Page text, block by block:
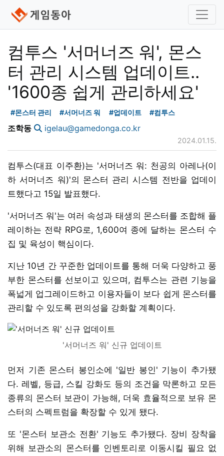
컴투스 '서머너즈 워', 몬스
터 관리 시스템 업데이트..
'1600종 쉽게 관리하세요'
#몬스터 관리 #서머너즈 워 #업데이트 #컴투스
조학동 igelau@gamedonga.co.kr
2024.01.15.
컴투스(대표 이주환)는 '서머너즈 워: 천공의 아레나(이
하 서머너즈 워)'의 몬스터 관리 시스템 전반을 업데이
트했다고 15일 발표했다.
'서머너즈 워'는 여러 속성과 태생의 몬스터를 조합해 플
레이하는 전략 RPG로, 1,600여 종에 달하는 몬스터 수
집 및 육성이 핵심이다.
지난 10년 간 꾸준한 업데이트를 통해 더욱 다양하고 풍
부한 몬스터를 선보이고 있으며, 컴투스는 관련 기능을
폭넓게 업그레이드하고 이용자들이 보다 쉽게 몬스터를
관리할 수 있도록 편의성을 강화할 계획이다.
'서머너즈 워' 신규 업데이트
먼저 기존 몬스터 봉인소에 '일반 봉인' 기능이 추가됐
다. 레벨, 등급, 스킬 강화도 등의 조건을 막론하고 모든
종류의 몬스터 보관이 가능해, 더욱 효율적으로 보유 몬
스터의 스펙트럼을 확장할 수 있게 됐다.
또 '몬스터 보관소 전환' 기능도 추가됐다. 장비 장착을
위해 보관소의 몬스터를 인벤토리로 이동시킬 필요 없